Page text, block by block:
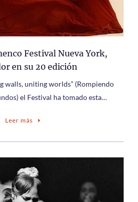
Festival Nueva York,
en su 20 edición
walls, uniting worlds” (Rompiendo
el Festival ha tomado esta…
Leer más